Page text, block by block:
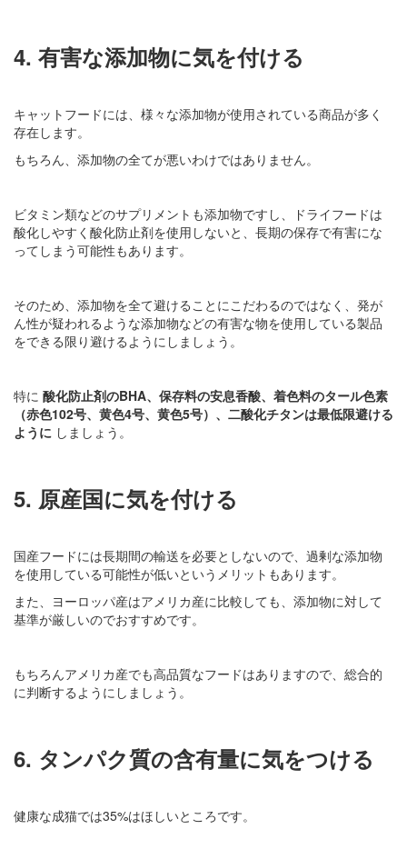
4. 有害な添加物に気を付ける
キャットフードには、様々な添加物が使用されている商品が多く
存在します。
もちろん、添加物の全てが悪いわけではありません。
ビタミン類などのサプリメントも添加物ですし、ドライフードは
酸化しやすく酸化防止剤を使用しないと、長期の保存で有害にな
ってしまう可能性もあります。
そのため、添加物を全て避けることにこだわるのではなく、発が
ん性が疑われるような添加物などの有害な物を使用している製品
をできる限り避けるようにしましょう。
特に 酸化防止剤のBHA、保存料の安息香酸、着色料のタール色素
（赤色102号、黄色4号、黄色5号）、二酸化チタンは最低限避ける
ように しましょう。
5. 原産国に気を付ける
国産フードには長期間の輸送を必要としないので、過剰な添加物
を使用している可能性が低いというメリットもあります。
また、ヨーロッパ産はアメリカ産に比較しても、添加物に対して
基準が厳しいのでおすすめです。
もちろんアメリカ産でも高品質なフードはありますので、総合的
に判断するようにしましょう。
6. タンパク質の含有量に気をつける
健康な成猫では35%はほしいところです。